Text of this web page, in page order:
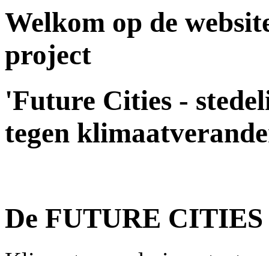
Welkom op de
project
'Future Cities -
tegen
De FUTURE CITIES